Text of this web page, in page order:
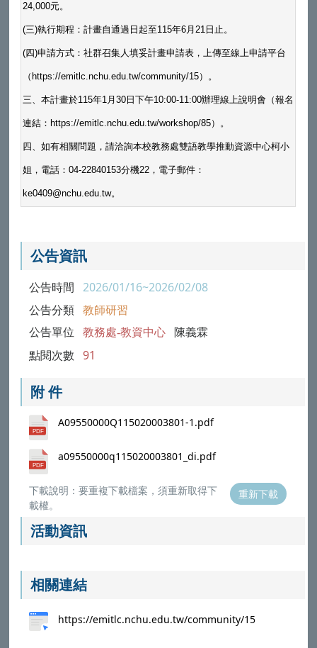
24,000元。
(三)執行期程：計畫自通過日起至115年6月21日止。
(四)申請方式：社群召集人填妥計畫申請表，上傳至線上申請平台
（https://emitlc.nchu.edu.tw/community/15）。
三、本計畫於115年1月30日下午10:00-11:00辦理線上說明會（報名
連結：https://emitlc.nchu.edu.tw/workshop/85）。
四、如有相關問題，請洽詢本校教務處雙語教學推動資源中心柯小
姐，電話：04-22840153分機22，電子郵件：
ke0409@nchu.edu.tw。
公告資訊
公告時間 2026/01/16~2026/02/08
公告分類 教師研習
公告單位 教務處-教資中心 陳義霖
點閱次數 91
附 件
A09550000Q115020003801-1.pdf
a09550000q115020003801_di.pdf
下載說明：要重複下載檔案，須重新取得下
載權。
重新下載
活動資訊
相關連結
https://emitlc.nchu.edu.tw/community/15